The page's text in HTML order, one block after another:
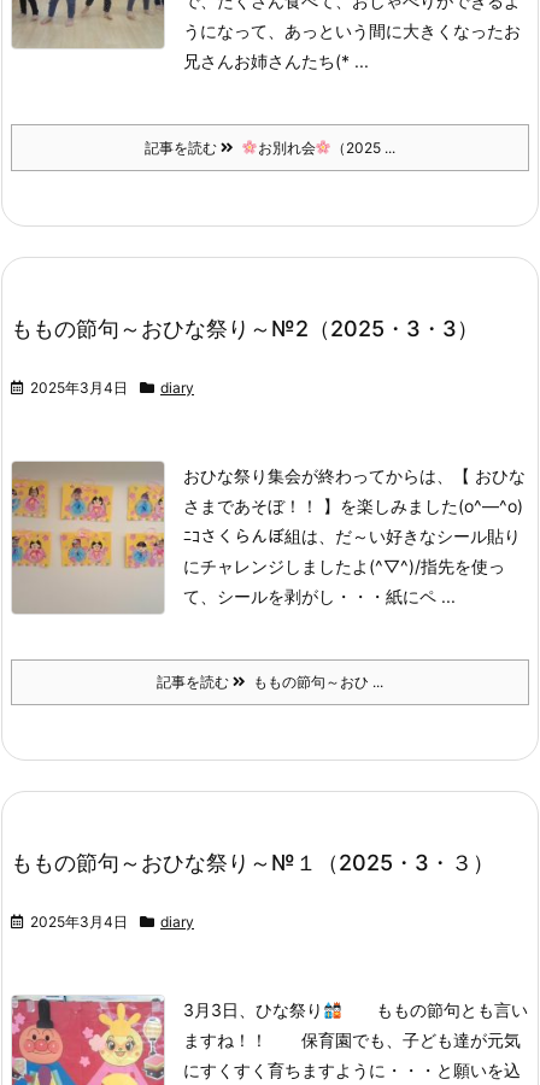
うになって、あっという間に大きくなったお
兄さんお姉さんたち(* ...
記事を読む お別れ会 （2025 ...
ももの節句～おひな祭り～№2（2025・3・3）
2025年3月4日 diary
おひな祭り集会が終わってからは、【 おひな
さまであそぼ！！ 】を楽しみました(o^―^o)
ﾆｺさくらんぼ組は、だ～い好きなシール貼り
にチャレンジしましたよ(^▽^)/指先を使っ
て、シールを剥がし・・・紙にペ ...
記事を読む ももの節句～おひ ...
ももの節句～おひな祭り～№１（2025・3・３）
2025年3月4日 diary
3月3日、ひな祭り
ももの節句とも言い
ますね！！ 保育園でも、子ども達が元気
にすくすく育ちますように・・・と願いを込